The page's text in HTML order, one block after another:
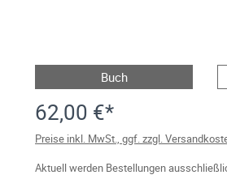
Buch
62,00 €*
Preise inkl. MwSt., ggf. zzgl.
Aktuell werden Bestellungen